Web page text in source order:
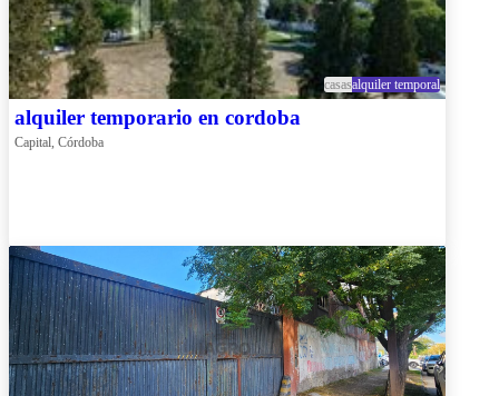
casasalquiler temporal
alquiler temporario en cordoba
Capital, Córdoba